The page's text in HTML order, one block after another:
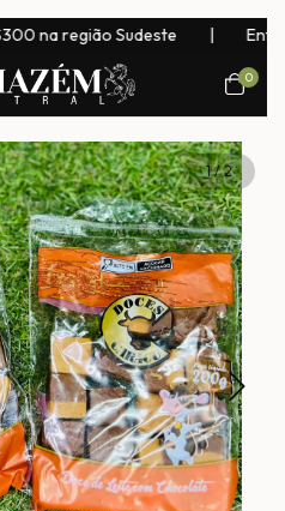
região Sudeste | Entrega
0
1/2